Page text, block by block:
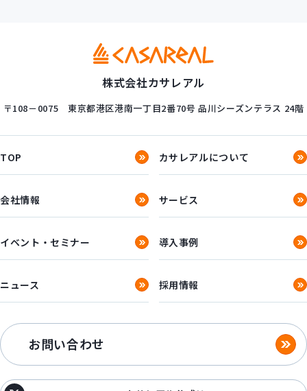
株式会社カサレアル
〒108－0075 東京都港区港南一丁目2番70号 品川シーズンテラス 24階
TOP カサレアルについて
会社情報 サービス
イベント・セミナー 導入事例
ニュース 採用情報
お問い合わせ